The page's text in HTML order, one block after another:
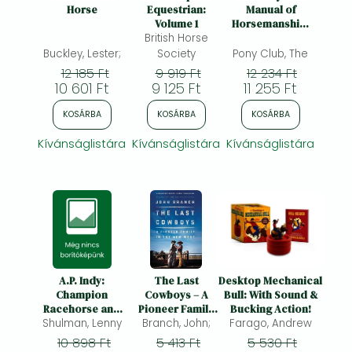
Frieren manga
One-Punch Man manga
Horse
Buckley, Lester;
12 185 Ft
10 601 Ft
KOSÁRBA
Kívánságlistára
Equestrian:
Volume 1
British Horse
Society
9 919 Ft
9 125 Ft
KOSÁRBA
Kívánságlistára
Manual of
Horsemanship:
Fundamentals:
An Essential
Guide to Riding
and Pony Care
Pony Club, The
12 234 Ft
11 255 Ft
KOSÁRBA
Kívánságlistára
A.P. Indy:
Champion
Racehorse and
Breed-Shaping
Sire
Shulman, Lenny
10 898 Ft
The Last
Cowboys – A
Pioneer Family
in the New West:
An Pioneer
Branch, John;
5 413 Ft
Desktop Mechanical
Bull: With Sound &
Bucking Action!
Farago, Andrew
5 530 Ft